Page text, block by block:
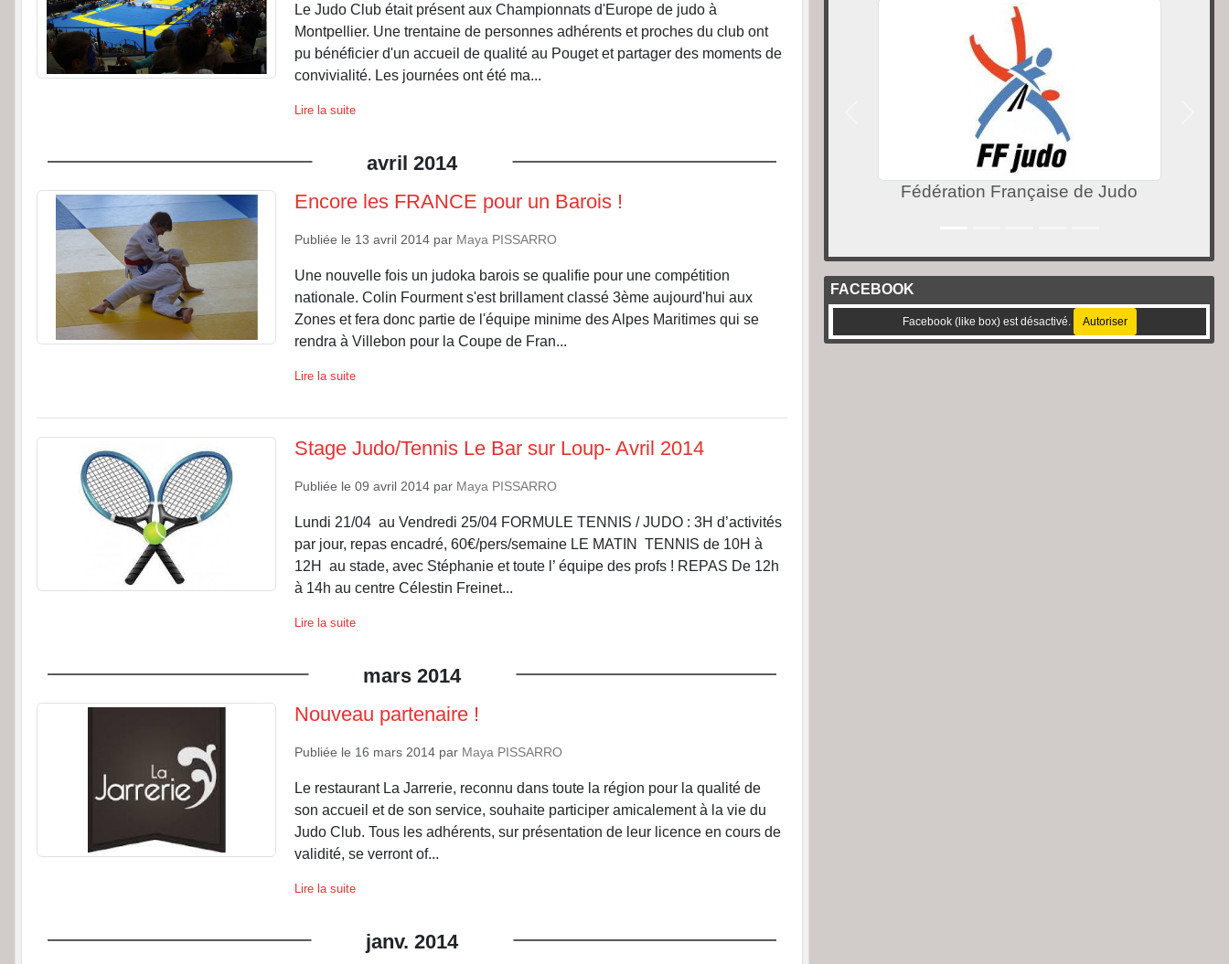
Le Judo Club était présent aux Championnats d'Europe de judo à
Montpellier. Une trentaine de personnes adhérents et proches du club ont
pu bénéficier d'un accueil de qualité au Pouget et partager des moments de
convivialité. Les journées ont été ma...
Lire la suite
avril 2014
Encore les FRANCE pour un Barois !
Publiée le 13 avril 2014par Maya PISSARRO
Une nouvelle fois un judoka barois se qualifie pour une compétition
nationale. Colin Fourment s'est brillament classé 3ème aujourd'hui aux
Zones et fera donc partie de l'équipe minime des Alpes Maritimes qui se
rendra à Villebon pour la Coupe de Fran...
Lire la suite
Stage Judo/Tennis Le Bar sur Loup- Avril 2014
Publiée le 09 avril 2014par Maya PISSARRO
Lundi 21/04 au Vendredi 25/04 FORMULE TENNIS / JUDO : 3H d’activités
par jour, repas encadré, 60€/pers/semaine LE MATIN TENNIS de 10H à
12H au stade, avec Stéphanie et toute l’ équipe des profs ! REPAS De 12h
à 14h au centre Célestin Freinet...
Lire la suite
mars 2014
Nouveau partenaire !
Publiée le 16 mars 2014par Maya PISSARRO
Le restaurant La Jarrerie, reconnu dans toute la région pour la qualité de
son accueil et de son service, souhaite participer amicalement à la vie du
Judo Club. Tous les adhérents, sur présentation de leur licence en cours de
validité, se verront of...
Lire la suite
janv. 2014
Mairie du Bar sur Loup
FACEBOOK
Facebook (like box) est désactivé. Autoriser